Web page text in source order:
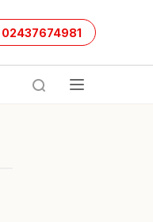
02437674981